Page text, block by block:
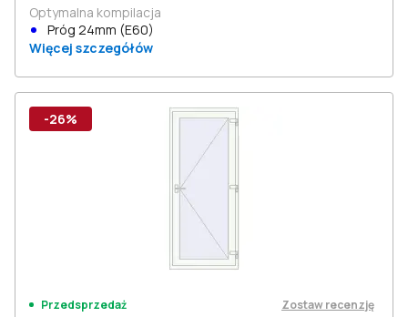
Optymalna kompilacja
Próg 24mm (E60)
Więcej szczegółów
-26%
Przedsprzedaż Zostaw recenzję